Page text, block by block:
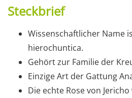
Steckbrief
Wissenschaftlicher Name
hierochuntica.
Gehört zur Familie der
Einzige Art der Gattung
Die echte Rose von